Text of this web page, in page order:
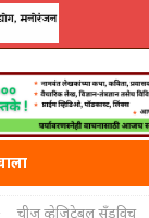
लॉग-इन करा
चीज व्हेजिटेबल सॅंडविच